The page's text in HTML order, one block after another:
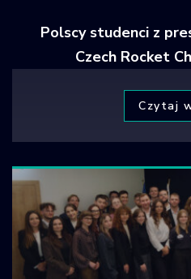
Polscy studenci z
Czech Rocket
Czytaj